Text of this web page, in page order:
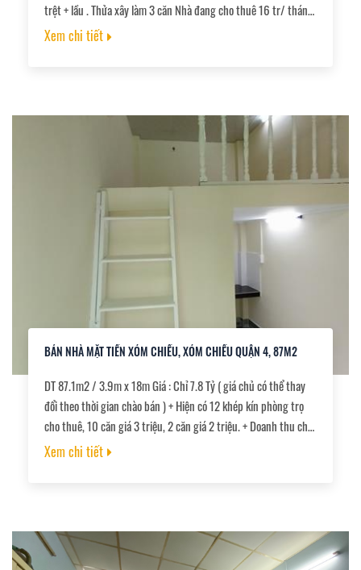
trệt + lầu . Thửa xây làm 3 căn Nhà đang cho thuê 16 tr/ tháng
có 6 phòng ngủ + 3 toilet. , - Vị trí: KDC hiện hữu, gần chợ,
Xem chi tiết
BÁN NHÀ MẶT TIỀN XÓM CHIẾU, XÓM CHIẾU QUẬN 4, 87M2
DT 87.1m2 / 3.9m x 18m Giá : Chỉ 7.8 Tỷ ( giá chủ có thể thay
đổi theo thời gian chào bán ) + Hiện có 12 khép kín phòng trọ
cho thuê, 10 căn giá 3 triệu, 2 căn giá 2 triệu. + Doanh thu cho
thuê hàng tháng 34 triệu. + Cách Quận 1 10 phút. + Gần chợ ,
Xem chi tiết